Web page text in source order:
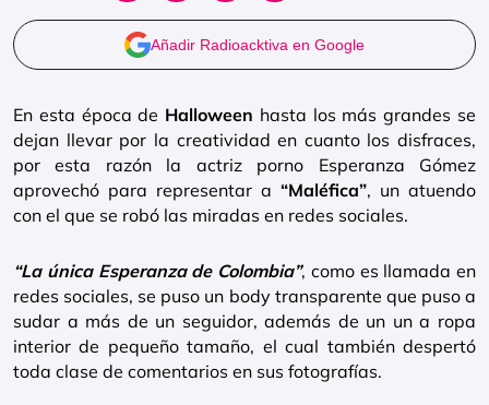
Añadir Radioacktiva en Google
En esta época de Halloween hasta los más grandes se
dejan llevar por la creatividad en cuanto los disfraces,
por esta razón la actriz porno Esperanza Gómez
aprovechó para representar a “Maléfica”, un atuendo
con el que se robó las miradas en redes sociales.
“La única Esperanza de Colombia”, como es llamada en
redes sociales, se puso un body transparente que puso a
sudar a más de un seguidor, además de un un a ropa
interior de pequeño tamaño, el cual también despertó
toda clase de comentarios en sus fotografías.